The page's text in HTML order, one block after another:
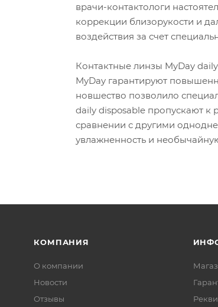
врачи-контактологи
коррекции близорукости и
воздействия за счет
Контактные линзы MyDay
MyDay гарантируют
новшество позволило
daily disposable пропускают к
сравнении с другими
увлажненность и
КОМПАНИЯ
О компании
Новости
Отзывы